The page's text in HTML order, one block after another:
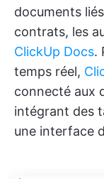
documents
contrats, les
ClickUp Docs.
temps réel,
connecté aux
intégrant des
une interface